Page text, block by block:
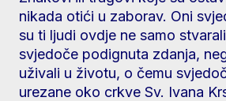
nikada otići u zaborav. Oni
su ti ljudi ovdje ne samo
svjedoče podignuta zdanja,
uživali u životu, o čemu
urezane oko crkve Sv. Ivana